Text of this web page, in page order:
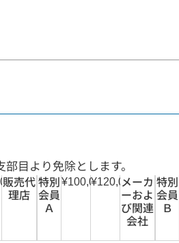
目より免除とします。
販売代
理店
特別
会員
Ａ
¥100,000¥120,000メーカ
ーおよ
び関連
会社
特別
会員
Ｂ